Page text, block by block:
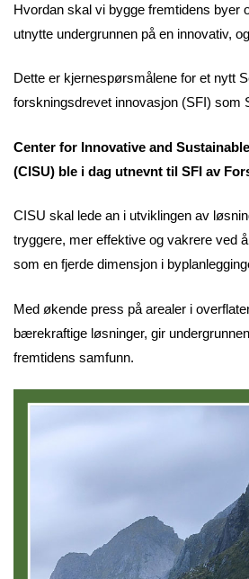
Hvordan skal vi bygge fremtidens byer
utnytte undergrunnen på en innovativ,
Dette er kjernespørsmålene for et nytt
forskningsdrevet innovasjon (SFI) som
Center for Innovative and
(CISU) ble i dag utnevnt til SFI av
CISU skal lede an i utviklingen av
tryggere, mer effektive og vakrere ved
som en fjerde dimensjon i
Med økende press på arealer i
bærekraftige løsninger, gir
fremtidens samfunn.